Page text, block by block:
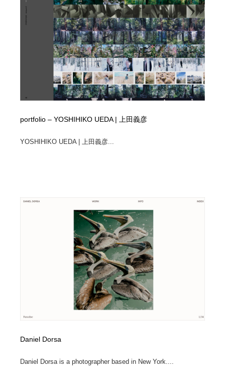
portfolio – YOSHIHIKO UEDA | 上田義彦
YOSHIHIKO UEDA | 上田義彦...
Daniel Dorsa
Daniel Dorsa is a photographer based in New York....